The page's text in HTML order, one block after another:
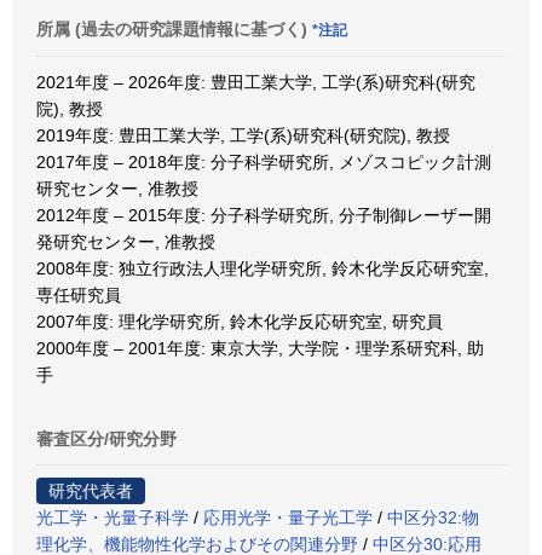
所属 (過去の研究課題情報に基づく) *注記
2021年度 – 2026年度: 豊田工業大学, 工学(系)研究科(研究
院), 教授
2019年度: 豊田工業大学, 工学(系)研究科(研究院), 教授
2017年度 – 2018年度: 分子科学研究所, メゾスコピック計測
研究センター, 准教授
2012年度 – 2015年度: 分子科学研究所, 分子制御レーザー開
発研究センター, 准教授
2008年度: 独立行政法人理化学研究所, 鈴木化学反応研究室,
専任研究員
2007年度: 理化学研究所, 鈴木化学反応研究室, 研究員
2000年度 – 2001年度: 東京大学, 大学院・理学系研究科, 助
手
審査区分/研究分野
研究代表者
光工学・光量子科学 / 応用光学・量子光工学 / 中区分32:物
理化学、機能物性化学およびその関連分野 / 中区分30:応用